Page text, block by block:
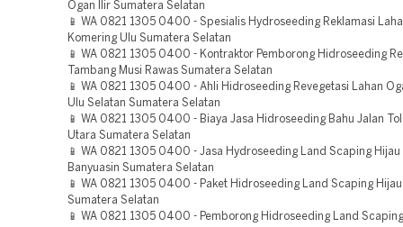
Ogan Ilir Sumatera Selatan
📱 WA 0821 1305 0400 - Spesialis Hydroseeding Reklamasi
Komering Ulu Sumatera Selatan
📱 WA 0821 1305 0400 - Kontraktor Pemborong Hidroseeding
Tambang Musi Rawas Sumatera Selatan
📱 WA 0821 1305 0400 - Ahli Hidroseeding Revegetasi Lahan
Ulu Selatan Sumatera Selatan
📱 WA 0821 1305 0400 - Biaya Jasa Hidroseeding Bahu Jalan Tol
Utara Sumatera Selatan
📱 WA 0821 1305 0400 - Jasa Hydroseeding Land Scaping Hijau
Banyuasin Sumatera Selatan
📱 WA 0821 1305 0400 - Paket Hidroseeding Land Scaping
Sumatera Selatan
📱 WA 0821 1305 0400 - Pemborong Hidroseeding Land